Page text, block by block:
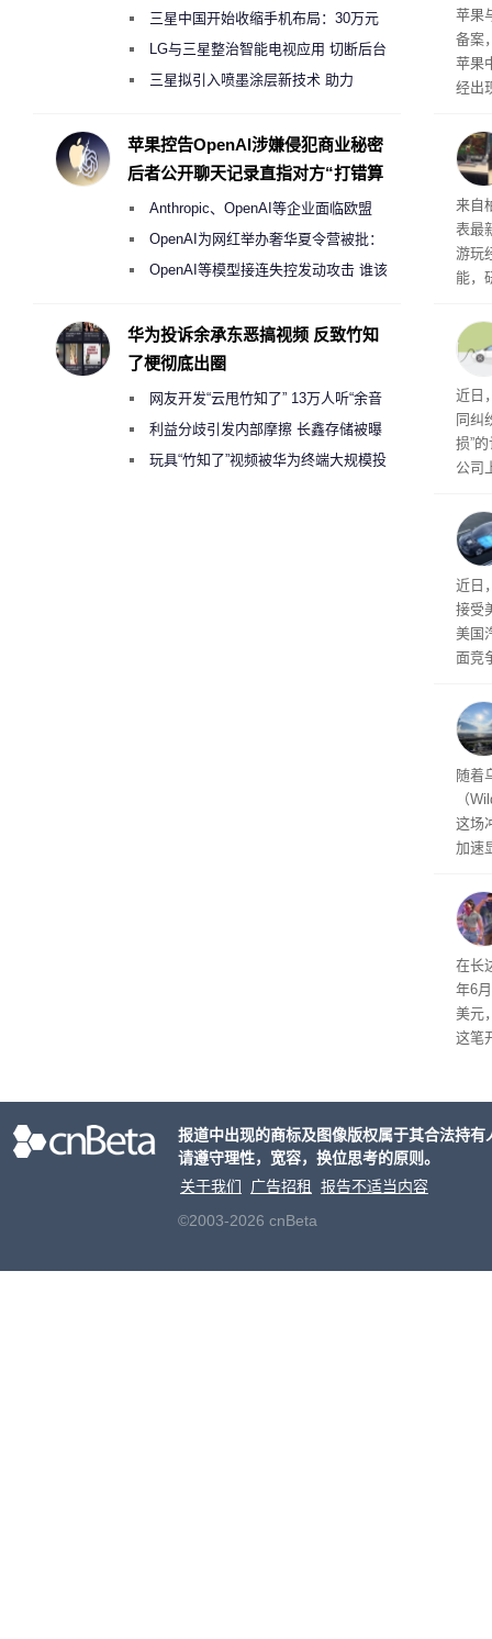
了
苹果
备案
苹果
经出
内
来自
表最
游玩
能，
训练
近日
同纠
损”
公司
事
给
近日
接受
美国
面竞
性。
经
随着
（
这场
加速
物
毁，
评
米，
上。
依
在长
年6
美元
这笔
事线
三星中国开始收缩手机布局：30万元
月销售额不达标门店 将被逐步清退
LG与三星整治智能电视应用 切断后台
偷偷共享带宽的违规行为
三星拟引入喷墨涂层新技术 助力
度
苹果控告OpenAI涉嫌侵犯商业秘密
后者公开聊天记录直指对方“打错算
Anthropic、OpenAI等企业面临欧盟
《人工智能法案》全新执法权限审查
OpenAI为网红举办奢华夏令营被批：
2000美元一晚 遭讽“反乌托邦”
OpenAI等模型接连失控发动攻击 谁该
华为投诉余承东恶搞视频 反致竹知
了梗彻底出圈
网友开发“云甩竹知了” 13万人听“余音
绕梁”利益分歧引发内部摩擦 长鑫存储被曝
曾将华为驻场工程师驱逐出研发基地
玩具“竹知了”视频被华为终端大规模投
报道中出现的商标及图像版权属于其合法持
请遵守理性，宽容，换位思考的原则。
关于我们
广告招租
报告不适当内容
©2003-2026 cnBeta